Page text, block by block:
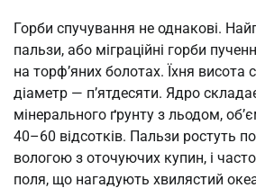
Горби спучування не однакові.
пальзи, або міграційні горби
на торф’яних болотах. Їхня висота
діаметр — п’ятдесяти. Ядро
мінерального ґрунту з льодом,
40–60 відсотків. Пальзи ростуть
вологою з оточуючих купин, і
поля, що нагадують хвилястий